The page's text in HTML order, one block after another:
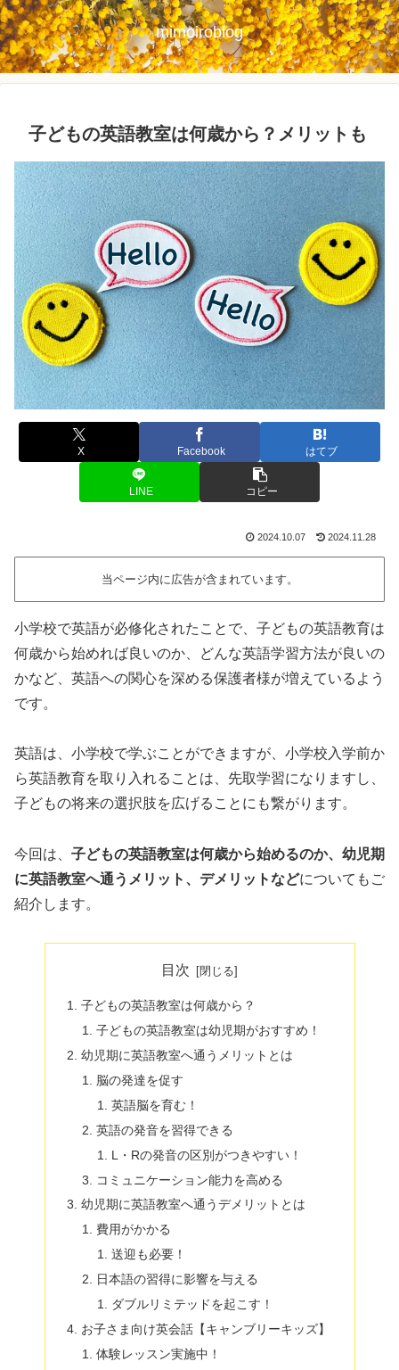
mimoiroblog
子どもの英語教室は何歳から？メリットも
X Facebook はてブ
LINE コピー
2024.10.07 2024.11.28
当ページ内に広告が含まれています。
小学校で英語が必修化されたことで、子どもの英語教育は
何歳から始めれば良いのか、どんな英語学習方法が良いの
かなど、英語への関心を深める保護者様が増えているよう
です。
英語は、小学校で学ぶことができますが、小学校入学前か
ら英語教育を取り入れることは、先取学習になりますし、
子どもの将来の選択肢を広げることにも繋がります。
今回は、 子どもの英語教室は何歳から始めるのか、幼児期
に英語教室へ通うメリット、デメリットなどについてもご
紹介します。
目次
子どもの英語教室は何歳から？
子どもの英語教室は幼児期がおすすめ！
幼児期に英語教室へ通うメリットとは
脳の発達を促す
英語脳を育む！
英語の発音を習得できる
L・Rの発音の区別がつきやすい！
コミュニケーション能力を高める
幼児期に英語教室へ通うデメリットとは
費用がかかる
送迎も必要！
日本語の習得に影響を与える
ダブルリミテッドを起こす！
お子さま向け英会話【キャンブリーキッズ】
体験レッスン実施中！